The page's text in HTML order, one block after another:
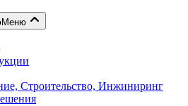
Меню
Строительство, Инжиниринг